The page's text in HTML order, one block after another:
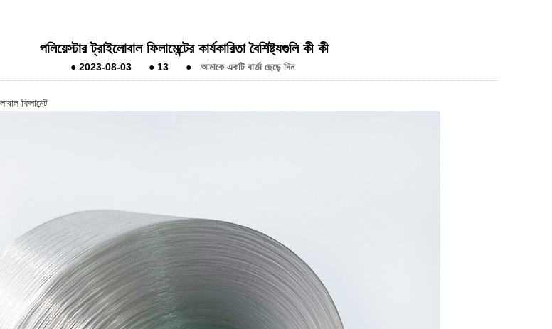
পলিয়েস্টার ট্রাইলোবাল ফিলামেন্টের কার্যকারিতা বৈশিষ্ট্যগুলি কী কী
●2023-08-03 ● 13 ● আমাকে একটি বার্তা ছেড়ে দিন
ফিলামেন্ট